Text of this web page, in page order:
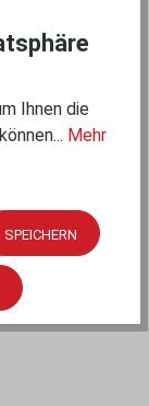
Ihnen die
Mehr
SPEICHERN